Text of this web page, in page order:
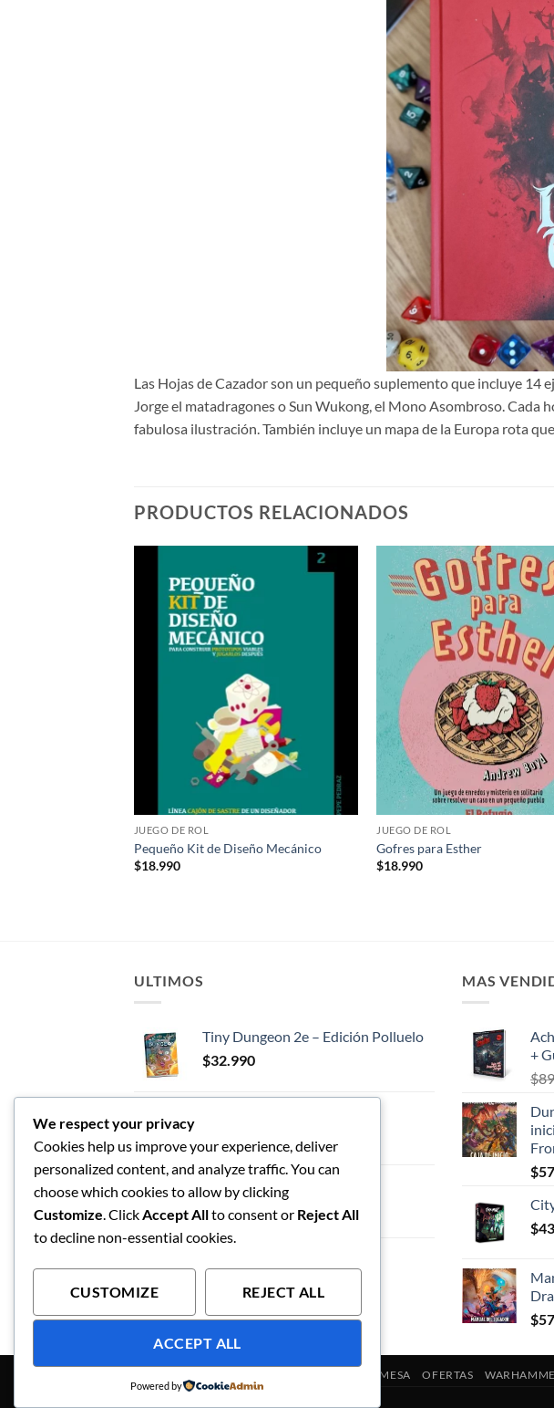
Las Hojas de Cazador son un pequeño suplemento que incluye
Jorge el matadragones o Sun Wukong, el Mono Asombroso. Cada
fabulosa ilustración. También incluye un mapa de la Europa rota
PRODUCTOS RELACIONADOS
JUEGO DE ROL
Pequeño Kit de Diseño Mecánico
$18.990
JUEGO DE ROL
Gofres para Esther
$18.990
ULTIMOS
Tiny Dungeon 2e – Edición Polluelo
$32.990
Tiny Cthulhu
$ 54.990
MAS
+
$
$
$
$
JUEGOS DE MESA OFERTAS
We respect your privacy
Cookies help us improve your experience, deliver
personalized content, and analyze traffic. You can
choose which cookies to allow by clicking
Customize . Click Accept Allto consent or Reject All
to decline non-essential cookies.
CUSTOMIZE REJECT ALL
ACCEPT ALL
Powered by